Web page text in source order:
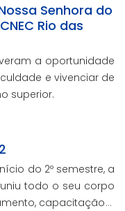
Senhora do
Rio das
a oportunidade
e vivenciar de
superior.
do 2º semestre, a
todo o seu corpo
capacitação e